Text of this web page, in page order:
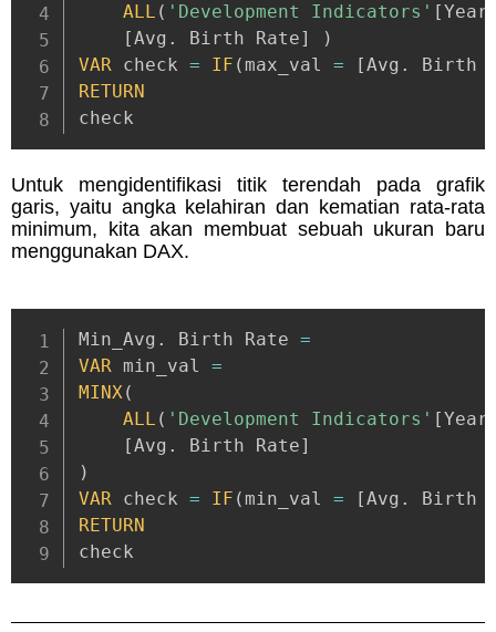
ALL ( 'Development Indicators' [Year
[Avg . Birth Rate]
)
VAR check = IF ( max_val = [Avg .
Birth
RETURN
check
Untuk mengidentifikasi titik terendah pada grafik
garis, yaitu angka kelahiran dan kematian rata-rata
minimum, kita akan membuat sebuah ukuran baru
menggunakan DAX.
Min_Avg . Birth Rate =
VAR min_val =
MINX(
ALL ( 'Development Indicators' [Year
[Avg . Birth Rate]
)
VAR check = IF ( min_val = [Avg .
Birth
RETURN
check